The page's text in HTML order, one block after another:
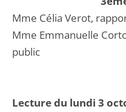
Mme Célia Verot,
Mme Emmanuelle
public
Lecture du lundi 3